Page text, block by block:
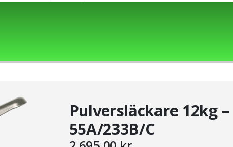
Pulversläckare 12kg –
55A/233B/C